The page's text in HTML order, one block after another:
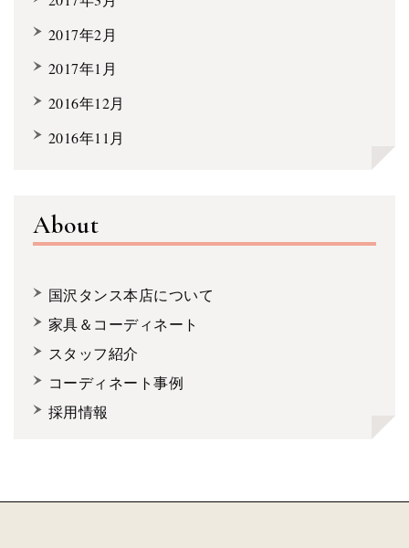
2017年2月
2017年1月
2016年12月
2016年11月
About
国沢タンス本店について
家具＆コーディネート
スタッフ紹介
コーディネート事例
採用情報